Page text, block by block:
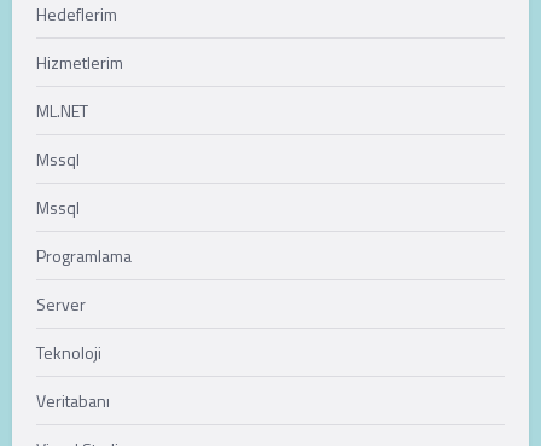
Hedeflerim
Hizmetlerim
ML.NET
Mssql
Mssql
Programlama
Server
Teknoloji
Veritabanı